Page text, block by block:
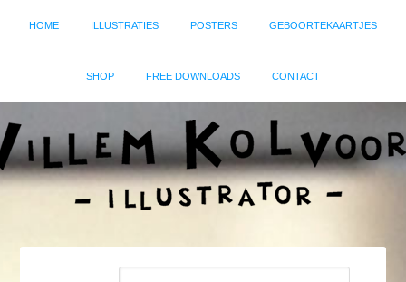
HOME ILLUSTRATIES POSTERS GEBOORTEKAARTJES
SHOP FREE DOWNLOADS CONTACT